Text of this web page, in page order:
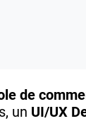
de
un UI/UX